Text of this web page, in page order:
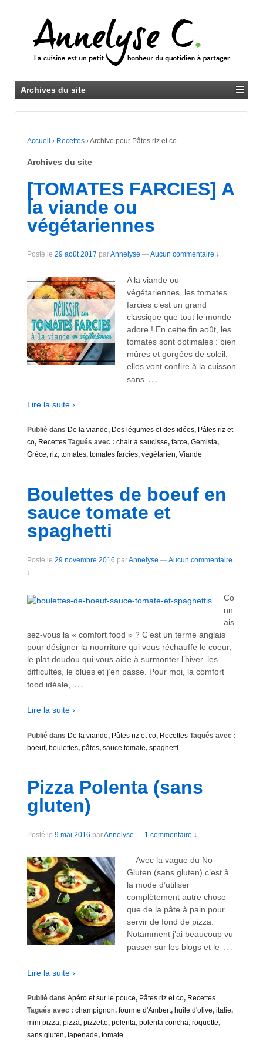
Archives du site
Accueil › Recettes ›Archive pour Pâtes riz et co
Archives du site
[TOMATES FARCIES] A
la viande ou
végétariennes
Posté le 29 août 2017 parAnnelyse —Aucun commentaire ↓
A la viande ou
végétariennes, les tomates
farcies c’est un grand
classique que tout le monde
adore ! En cette fin août, les
tomates sont optimales : bien
mûres et gorgées de soleil,
elles vont confire à la cuisson
sans …
Lire la suite ›
Publié dans De la viande, Des légumes et des idées, Pâtes riz et
co, Recettes Tagués avec : chair à saucisse, farce, Gemista,
Grèce, riz, tomates, tomates farcies, végétarien, Viande
Boulettes de boeuf en
sauce tomate et
spaghetti
Posté le 29 novembre 2016 parAnnelyse —Aucun commentaire
↓
Co
nn
ais
sez-vous la « comfort food » ? C’est un terme anglais
pour désigner la nourriture qui vous réchauffe le coeur,
le plat doudou qui vous aide à surmonter l’hiver, les
difficultés, le blues et j’en passe. Pour moi, la comfort
food idéale,
…
Lire la suite ›
Publié dans De la viande, Pâtes riz et co, Recettes Tagués avec :
boeuf, boulettes, pâtes, sauce tomate, spaghetti
Pizza Polenta (sans
gluten)
Posté le 9 mai 2016 parAnnelyse — 1 commentaire ↓
Avec la vague du No
Gluten (sans gluten) c’est à
la mode d’utiliser
complètement autre chose
que de la pâte à pain pour
servir de fond de pizza.
Notamment j’ai beaucoup vu
passer sur les blogs et le …
Lire la suite ›
Publié dans Apéro et sur le pouce, Pâtes riz et co, Recettes
Tagués avec : champignon, fourme d'Ambert, huile d'olive, italie,
mini pizza, pizza, pizzette, polenta, polenta concha, roquette,
sans gluten, tapenade, tomate